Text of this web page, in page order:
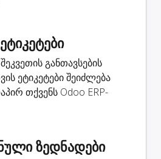
განთავსების
ეტიკეტები შეიძლება
თქვენს Odoo ERP-
ზედნადები